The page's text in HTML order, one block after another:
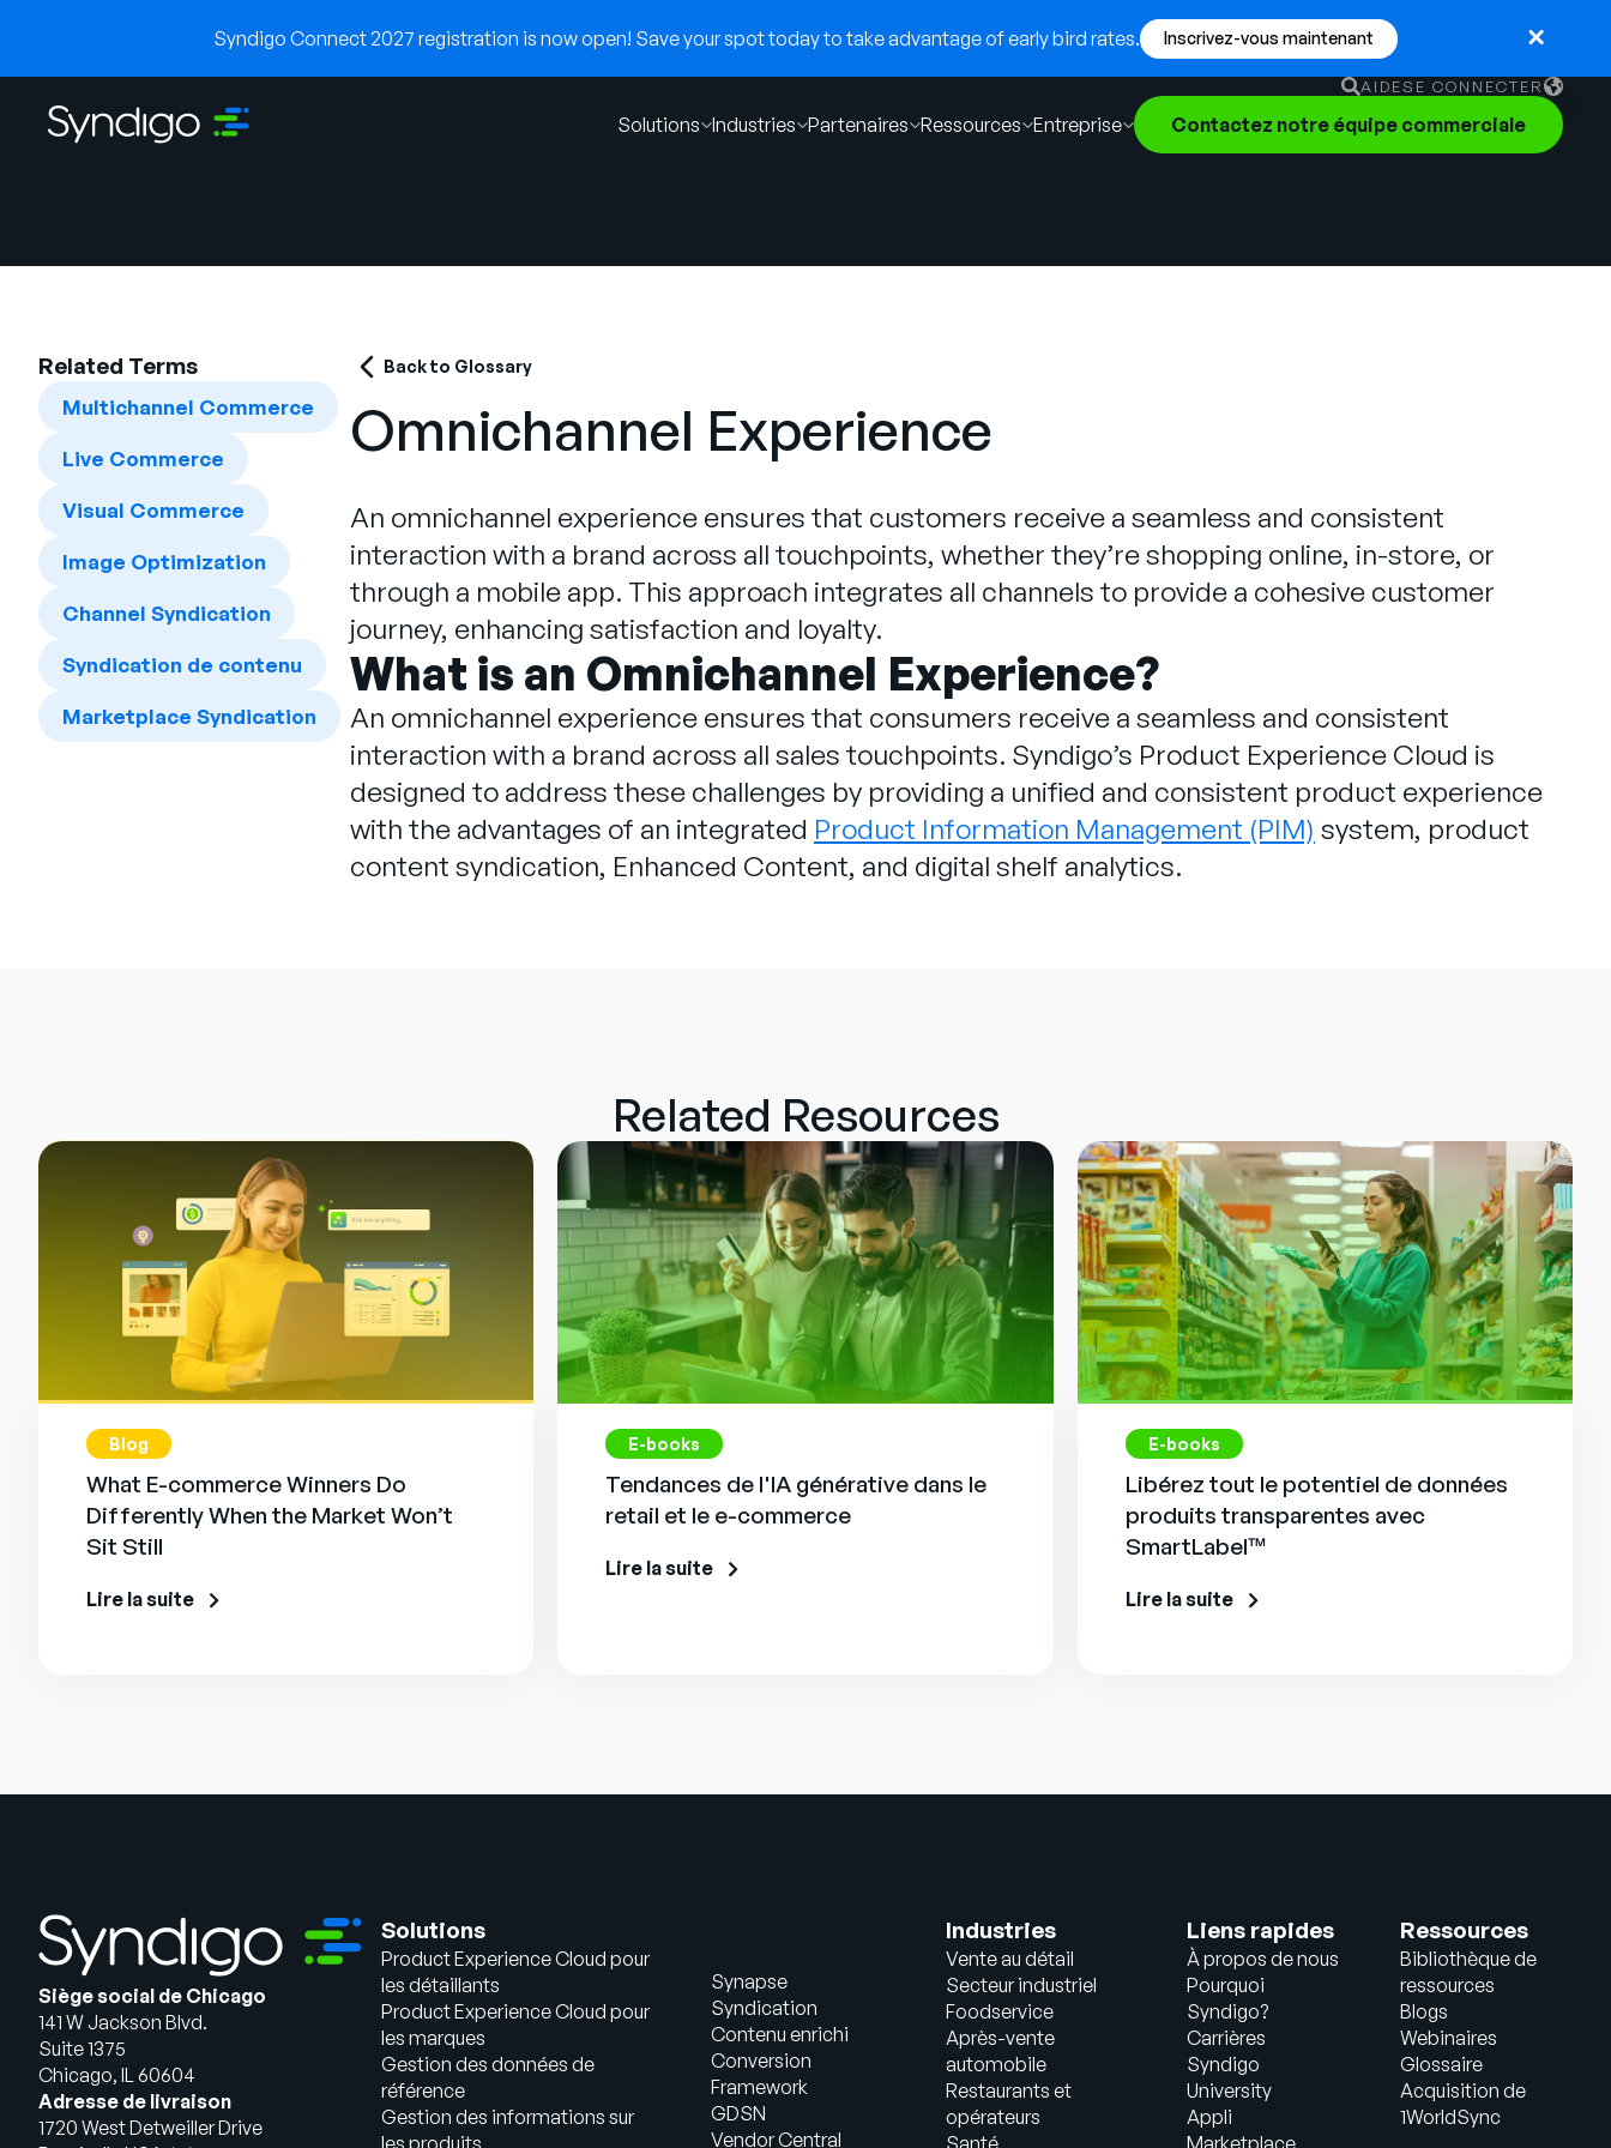
Syndigo Connect 2027 registration is now open! Save your spot today to take advantage of early bird rates. Inscrivez-vous maintenant
AIDESE CONNECTER
English
German
Solutions Industries Partenaires Ressources Entreprise Contactez notre équipe commerciale
Related Terms
Multichannel Commerce
Live Commerce
Visual Commerce
Image Optimization
Channel Syndication
Syndication de contenu
Marketplace Syndication
Back to Glossary
Omnichannel Experience
An omnichannel experience ensures that customers receive a seamless and consistent
interaction with a brand across all touchpoints, whether they’re shopping online, in-store, or
through a mobile app. This approach integrates all channels to provide a cohesive customer
journey, enhancing satisfaction and loyalty.
What is an Omnichannel Experience?
An omnichannel experience ensures that consumers receive a seamless and consistent
interaction with a brand across all sales touchpoints. Syndigo’s Product Experience Cloud is
designed to address these challenges by providing a unified and consistent product experience
with the advantages of an integrated Product Information Management (PIM) system, product
content syndication, Enhanced Content, and digital shelf analytics.
Related Resources
Blog
What E-commerce Winners Do
Differently When the Market Won’t
Sit Still
Lire la suite
E-books
Tendances de l'IA générative dans le
retail et le e-commerce
Lire la suite
E-books
Libérez tout le potentiel de données
produits transparentes avec
SmartLabel™
Lire la suite
Siège social de Chicago
141 W Jackson Blvd.
Suite 1375
Chicago, IL 60604
Adresse de livraison
1720 West Detweiller Drive
Solutions
Product Experience Cloud pour
les détaillants
Product Experience Cloud pour
les marques
Gestion des données de
référence
Gestion des informations sur
les produits
Synapse
Syndication
Contenu enrichi
Conversion
Framework
GDSN
Vendor Central
Industries
Vente au détail
Secteur industriel
Foodservice
Après-vente
automobile
Restaurants et
opérateurs
Santé
Liens rapides
À propos de nous
Pourquoi
Syndigo?
Carrières
Syndigo
University
Appli
Marketplace
Ressources
Bibliothèque de
ressources
Blogs
Webinaires
Glossaire
Acquisition de
1WorldSync